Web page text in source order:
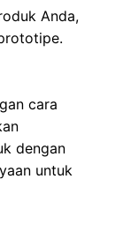
Anda,
cara
dengan
untuk